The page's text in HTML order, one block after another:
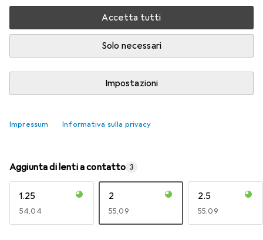
Accetta tutti
Solo necessari
Impostazioni
Impressum Informativa sulla privacy
Consegna tra lun, 17/8 e mer, 19/8
Più di 10 pezzi in stock presso il fornitore
Confronta Salva nella lista
spedizione gratuita
Aggiunta di lenti a contatto 3
1.25
EUR
54,04
2
EUR
55,09
2.5
EUR
55,09